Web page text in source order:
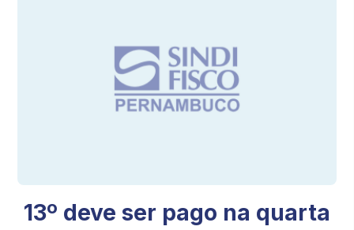
13º deve ser pago na quarta